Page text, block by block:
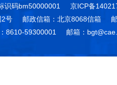
识码bm50000001
京ICP备
2号
邮政信箱：北京8068信箱
8610-59300001 邮箱：